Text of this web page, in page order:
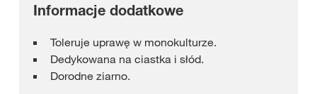
Informacje dodatkowe
Toleruje uprawę w monokulturze.
Dedykowana na ciastka i słód.
Dorodne ziarno.